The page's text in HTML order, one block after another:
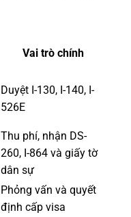
Vai trò chính
Duyệt I-130, I-140, I-
526E
Thu phí, nhận DS-
260, I-864 và giấy tờ
dân sự
Phỏng vấn và quyết
định cấp visa